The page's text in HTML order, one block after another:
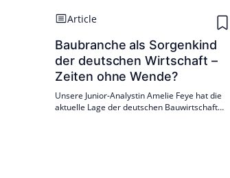
Article
Baubranche als Sorgenkind
der deutschen Wirtschaft –
Zeiten ohne Wende?
Unsere Junior-Analystin Amelie Feye hat die
aktuelle Lage der deutschen Bauwirtschaft